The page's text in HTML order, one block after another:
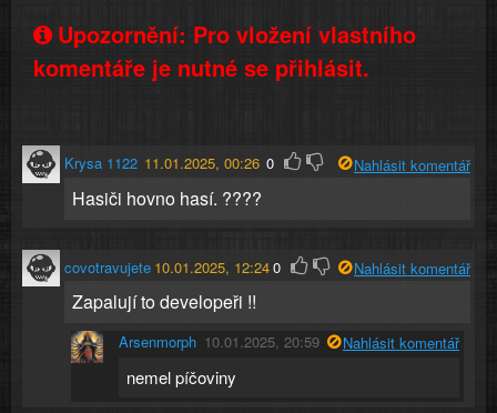
Upozornění: Pro vložení vlastního
komentáře je nutné se přihlásit.
Krysa 1122 11.01.2025, 00:26 0 Nahlásit komentář
Hasiči hovno hasí. ????
covotravujete 10.01.2025, 12:240 Nahlásit komentář
Zapalují to developeři !!
Arsenmorph 10.01.2025, 20:59 Nahlásit komentář
nemel píčoviny